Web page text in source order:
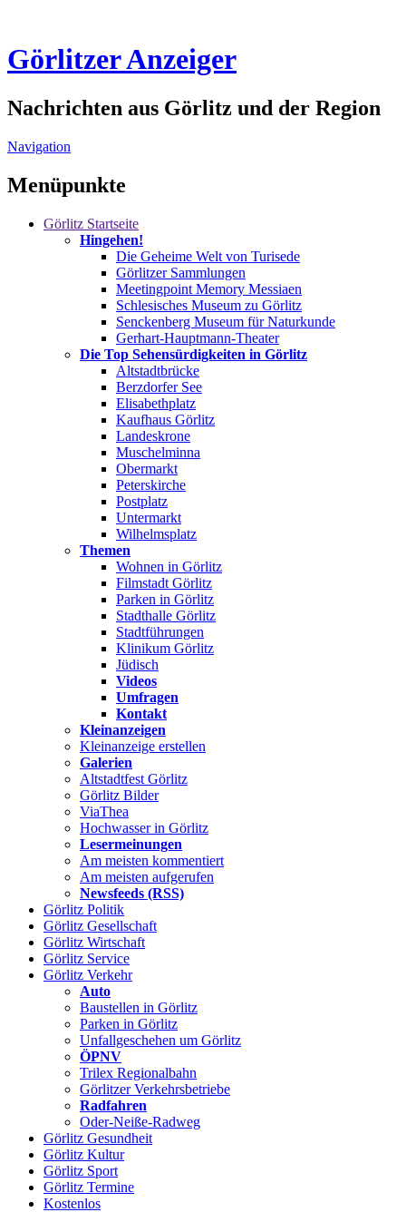
Görlitzer Anzeiger
Nachrichten aus Görlitz und der Region
Navigation
Menüpunkte
Görlitz Startseite
Hingehen!
Die Geheime Welt von Turisede
Görlitzer Sammlungen
Meetingpoint Memory Messiaen
Schlesisches Museum zu Görlitz
Senckenberg Museum für Naturkunde
Gerhart-Hauptmann-Theater
Die Top Sehensürdigkeiten in Görlitz
Altstadtbrücke
Berzdorfer See
Elisabethplatz
Kaufhaus Görlitz
Landeskrone
Muschelminna
Obermarkt
Peterskirche
Postplatz
Untermarkt
Wilhelmsplatz
Themen
Wohnen in Görlitz
Filmstadt Görlitz
Parken in Görlitz
Stadthalle Görlitz
Stadtführungen
Klinikum Görlitz
Jüdisch
Videos
Umfragen
Kontakt
Kleinanzeigen
Kleinanzeige erstellen
Galerien
Altstadtfest Görlitz
Görlitz Bilder
ViaThea
Hochwasser in Görlitz
Lesermeinungen
Am meisten kommentiert
Am meisten aufgerufen
Newsfeeds (RSS)
Görlitz Politik
Görlitz Gesellschaft
Görlitz Wirtschaft
Görlitz Service
Görlitz Verkehr
Auto
Baustellen in Görlitz
Parken in Görlitz
Unfallgeschehen um Görlitz
ÖPNV
Trilex Regionalbahn
Görlitzer Verkehrsbetriebe
Radfahren
Oder-Neiße-Radweg
Görlitz Gesundheit
Görlitz Kultur
Görlitz Sport
Görlitz Termine
Kostenlos